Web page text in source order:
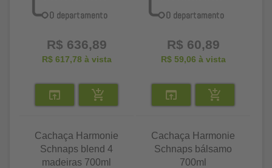
R$ 636,89
R$ 617,78 à vista
R$ 60,89
R$ 59,06 à vista
Cachaça Harmonie
Schnaps blend 4
madeiras 700ml
Cachaça Harmonie
Schnaps bálsamo
700ml